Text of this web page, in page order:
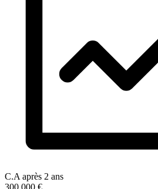
C.A après 2 ans
300 000 €